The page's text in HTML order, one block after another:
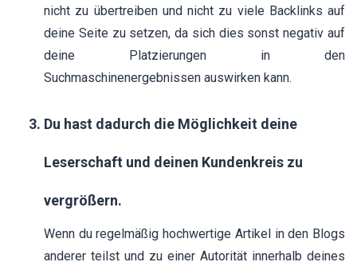
nicht zu übertreiben und nicht zu viele Backlinks auf
deine Seite zu setzen, da sich dies sonst negativ auf
deine Platzierungen in den
Suchmaschinenergebnissen auswirken kann.
Du hast dadurch die Möglichkeit deine
Leserschaft und deinen Kundenkreis zu
vergrößern.
Wenn du regelmäßig hochwertige Artikel in den Blogs
anderer teilst und zu einer Autorität innerhalb deines